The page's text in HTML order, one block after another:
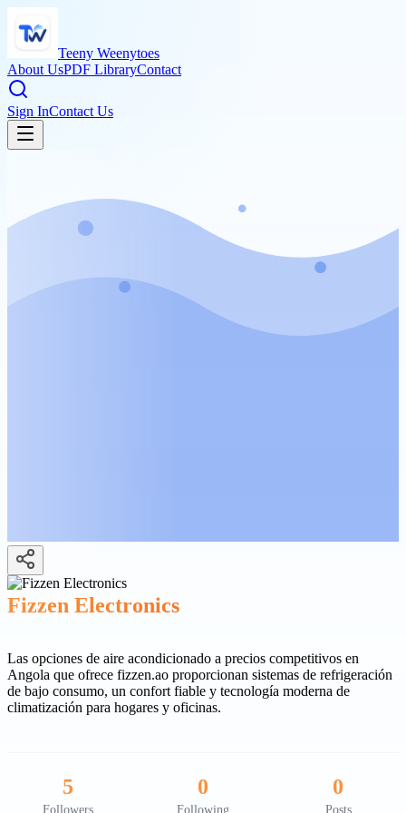
Teeny Weenytoes
About UsPDF LibraryContact
Sign InContact Us
Fizzen Electronics
Las opciones de aire acondicionado a precios competitivos en
Angola que ofrece fizzen.ao proporcionan sistemas de refrigeración
de bajo consumo, un confort fiable y tecnología moderna de
climatización para hogares y oficinas.
5
Followers
0
Following
0
Posts